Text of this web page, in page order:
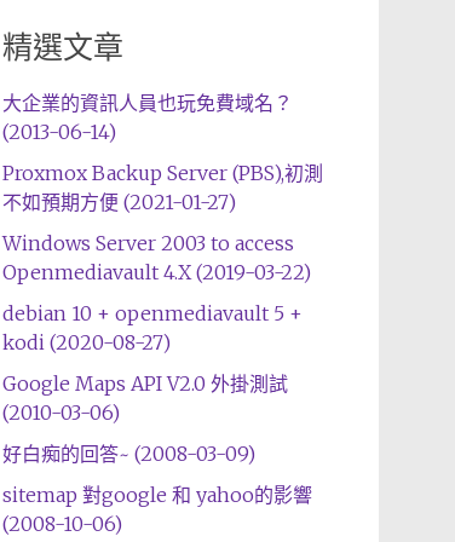
精選文章
大企業的資訊人員也玩免費域名？
(2013-06-14)
Proxmox Backup Server (PBS),初測
不如預期方便 (2021-01-27)
Windows Server 2003 to access
Openmediavault 4.X (2019-03-22)
debian 10 + openmediavault 5 +
kodi (2020-08-27)
Google Maps API V2.0 外掛測試
(2010-03-06)
好白痴的回答~ (2008-03-09)
sitemap 對google 和 yahoo的影響
(2008-10-06)